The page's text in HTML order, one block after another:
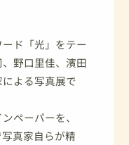
ド「光」をテー
野口里佳、濱田
よる写真展で
ペーパーを、
真家自らが精